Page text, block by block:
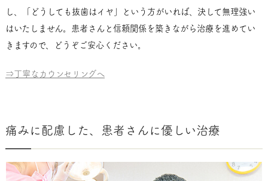
し、「どうしても抜歯はイヤ」という方がいれば、決して無理強い
はいたしません。患者さんと信頼関係を築きながら治療を進めてい
きますので、どうぞご安心ください。
⇒丁寧なカウンセリングへ
痛みに配慮した、患者さんに優しい治療